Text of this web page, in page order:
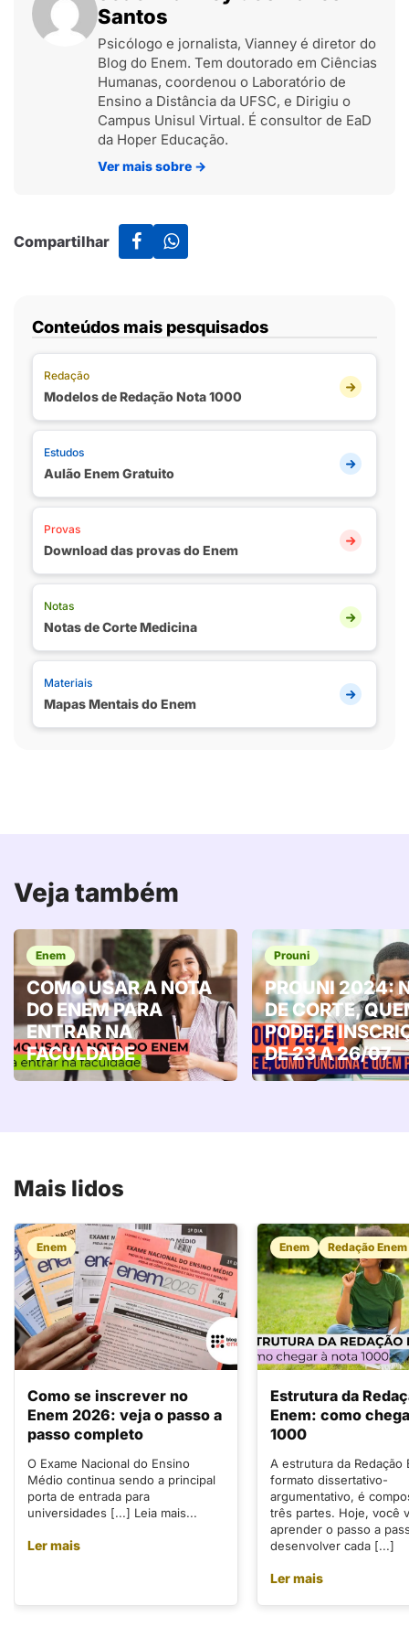
Santos
Psicólogo e jornalista, Vianney é diretor do
Blog do Enem. Tem doutorado em Ciências
Humanas, coordenou o Laboratório de
Ensino a Distância da UFSC, e Dirigiu o
Campus Unisul Virtual. É consultor de EaD
da Hoper Educação.
Ver mais sobre →
Compartilhar
Conteúdos mais pesquisados
Redação
Modelos de Redação Nota 1000
Estudos
Aulão Enem Gratuito
Provas
Download das provas do Enem
Notas
Notas de Corte Medicina
Materiais
Mapas Mentais do Enem
Veja também
Enem
COMO USAR A NOTA
DO ENEM PARA
ENTRAR NA
FACULDADE
Prouni
PROUNI 2024:
DE CORTE,
PODE, E
DE 23 A 26/07
Mais lidos
Enem
Como se inscrever no
Enem 2026: veja o passo a
passo completo
O Exame Nacional do Ensino
Médio continua sendo a principal
porta de entrada para
universidades [...] Leia mais...
Ler mais
Enem Redação Enem
Estrutura da
Enem: como
1000
A estrutura da Redação
formato dissertativo-
argumentativo, é
três partes. Hoje, você
aprender o passo a
desenvolver cada [...]
Ler mais